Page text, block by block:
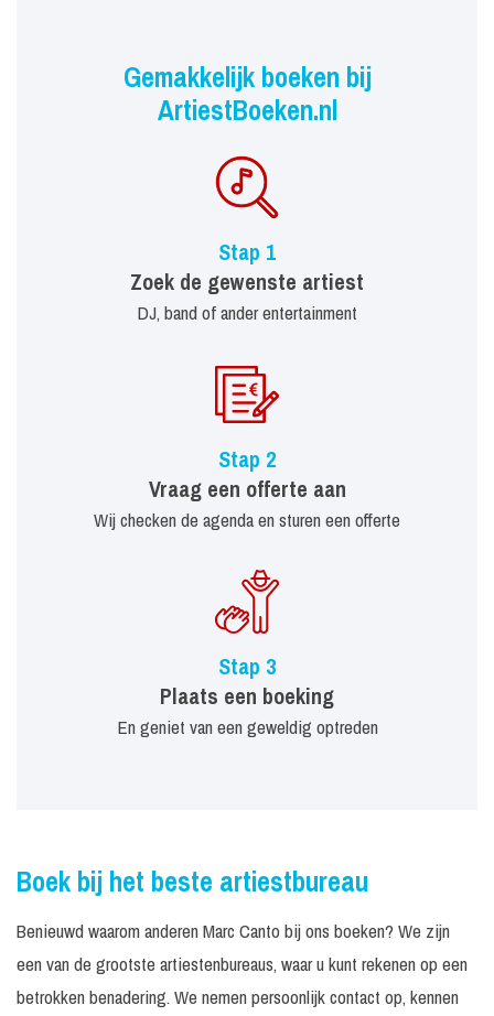
Gemakkelijk boeken bij
ArtiestBoeken.nl
Stap 1
Zoek de gewenste artiest
DJ, band of ander entertainment
Stap 2
Vraag een offerte aan
Wij checken de agenda en sturen een offerte
Stap 3
Plaats een boeking
En geniet van een geweldig optreden
Boek bij het beste artiestbureau
Benieuwd waarom anderen Marc Canto bij ons boeken? We zijn
een van de grootste artiestenbureaus, waar u kunt rekenen op een
betrokken benadering. We nemen persoonlijk contact op, kennen